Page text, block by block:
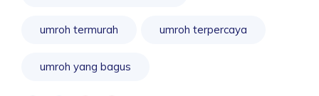
umroh termurah umroh terpercaya
umroh yang bagus